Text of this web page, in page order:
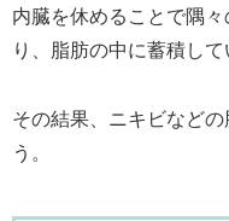
内臓を休めることで隅
り、脂肪の中に蓄積し
その結果、ニキビなど
う。